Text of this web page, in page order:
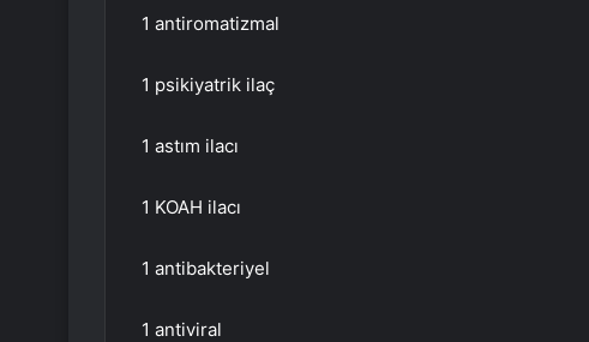
1 antiromatizmal
1 psikiyatrik ilaç
1 astım ilacı
1 KOAH ilacı
1 antibakteriyel
1 antiviral